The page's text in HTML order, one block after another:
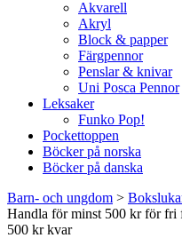
Akvarell
Akryl
Block & papper
Färgpennor
Penslar & knivar
Uni Posca Pennor
Leksaker
Funko Pop!
Pockettoppen
Böcker på norska
Böcker på danska
Barn- och ungdom >
Handla för minst 500 kr för fri
500 kr kvar